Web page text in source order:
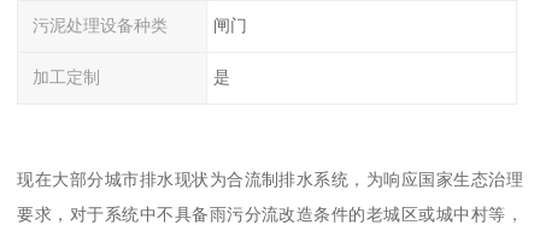
污泥处理设备种类 闸门
加工定制 是
现在大部分城市排水现状为合流制排水系统，为响应国家生态治理
要求，对于系统中不具备雨污分流改造条件的老城区或城中村等，